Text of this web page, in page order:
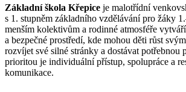
Základní škola Křepice je malotřídní
s 1. stupněm základního vzdělávání pro žáky
menším kolektivům a rodinné atmosféře
a bezpečné prostředí, kde mohou děti růst
rozvíjet své silné stránky a dostávat potřebnou
prioritou je individuální přístup, spolupráce a
komunikace.